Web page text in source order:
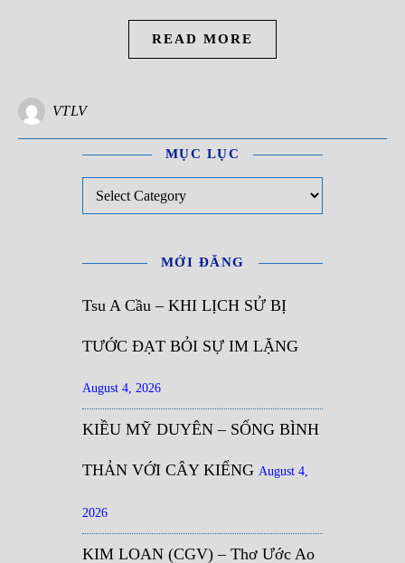
READ MORE
VTLV
MỤC LỤC
MỚI ĐĂNG
Tsu A Cầu – KHI LỊCH SỬ BỊ
TƯỚC ĐẠT BỎI SỰ IM LẶNG
August 4, 2026
KIỀU MỸ DUYÊN – SỐNG BÌNH
THẢN VỚI CÂY KIỂNG August 4,
2026
KIM LOAN (CGV) – Thơ Ước Ao